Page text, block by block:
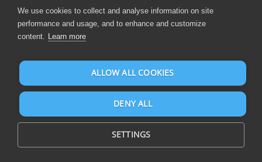
bare kunnskap om Power Query og din egen virksomhet.
Kommaseparerte verdier («CSV») er et tekstformat for data. En
CSV-fil lagrer vanligvis dataelementer atskilt av et komma. CSV-
filformatet er definert av RFC 4180.
Ingen teknisk kunnskap er nødvendig eller kunnskap om CSV API-
ene for å koble CSV til Power Query. Denne trinnvise planen vil
fortelle deg nøyaktig hvilke trinn du må gå gjennom på Invantive
We use cookies to collect and analyse information on site
performance and usage, and to enhance and customize
content. Learn more
ALLOW ALL COOKIES
DENY ALL
SETTINGS